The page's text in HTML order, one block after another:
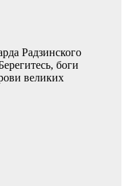
Радзинского
боги
великих